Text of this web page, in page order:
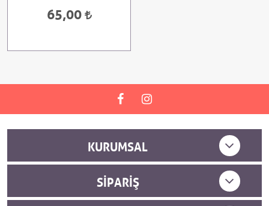
65,00
KURUMSAL
SIPARIŞ